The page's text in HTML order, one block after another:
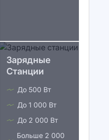
Зарядные
Станции
До 500 Вт
До 1 000 Вт
До 2 000 Вт
Больше 2 000